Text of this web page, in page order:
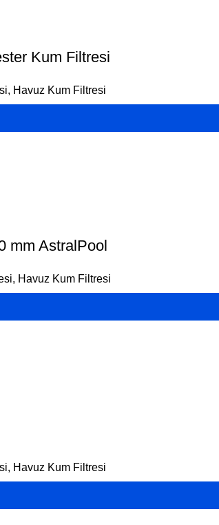
Kum Filtresi
, Havuz Kum Filtresi
mm AstralPool
, Havuz Kum Filtresi
, Havuz Kum Filtresi